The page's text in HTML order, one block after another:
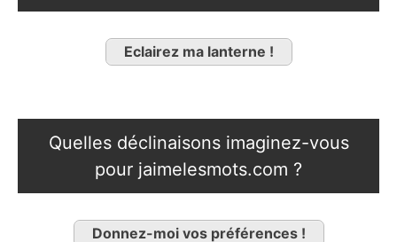
Eclairez ma lanterne !
Quelles déclinaisons imaginez-vous
pour jaimelesmots.com ?
Donnez-moi vos préférences !